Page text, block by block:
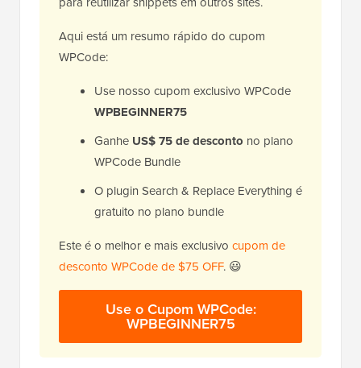
Aqui está um resumo rápido do cupom
WPCode:
Use nosso cupom exclusivo WPCode
WPBEGINNER75
Ganhe US$ 75 de desconto no plano
WPCode Bundle
O plugin Search & Replace Everything é
gratuito no plano bundle
Este é o melhor e mais exclusivo cupom de
desconto WPCode de $75 OFF. 😃
Use o Cupom WPCode:
WPBEGINNER75